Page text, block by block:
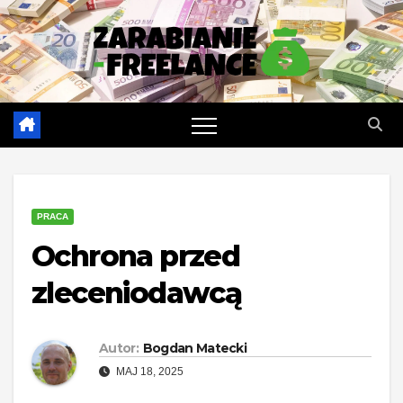
Skip
to
content
PRACA
Ochrona przed
zleceniodawcą
Autor: Bogdan Matecki
MAJ 18, 2025